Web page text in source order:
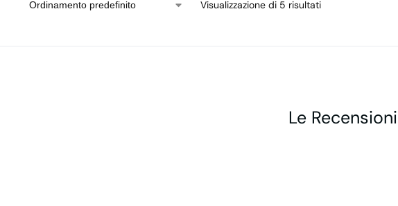
Visualizzazione di 5 risultati
Le